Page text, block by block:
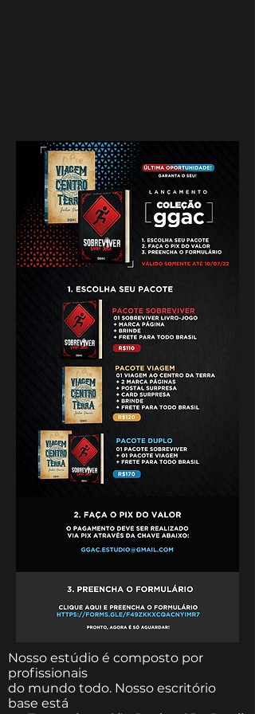
Nosso estúdio é composto por
profissionais
do mundo todo. Nosso escritório
base está